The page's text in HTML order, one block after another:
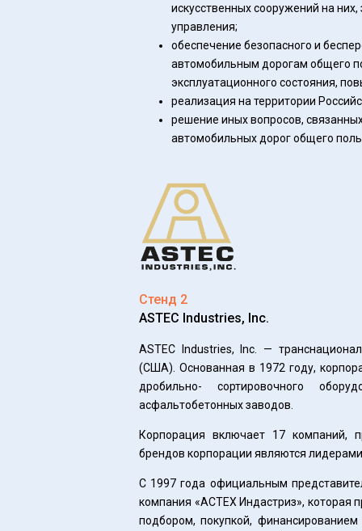
искусственных сооружений на
управления;
обеспечение безопасного и
автомобильным дорогам общего
эксплуатационного состояния,
реализация на территории
решение иных вопросов,
автомобильных дорог общего
Стенд 2
ASTEC Industries, Inc.
ASTEC Industries, Inc. —
(США). Основанная в 1972 году,
дробильно- сортировочного
асфальтобетонных заводов.
Корпорация включает 17 компаний,
брендов корпорации являются
С 1997 года официальным
компания «АСТЕХ Индастриз», которая
подбором, покупкой,